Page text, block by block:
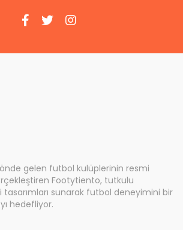
gelen futbol kulüplerinin resmi
Footytiento, tutkulu
sunarak futbol deneyimini bir
hedefliyor.